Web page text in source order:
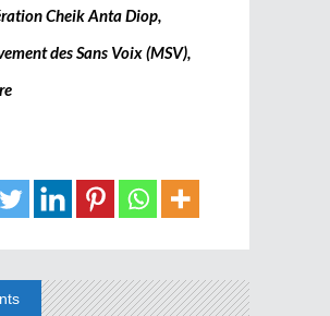
Cheik Anta Diop,
des Sans Voix (MSV),